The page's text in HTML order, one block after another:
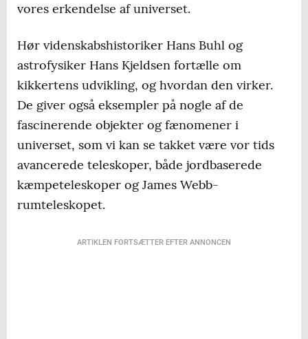
vores erkendelse af universet.
Hør videnskabshistoriker Hans Buhl og
astrofysiker Hans Kjeldsen fortælle om
kikkertens udvikling, og hvordan den virker.
De giver også eksempler på nogle af de
fascinerende objekter og fænomener i
universet, som vi kan se takket være vor tids
avancerede teleskoper, både jordbaserede
kæmpeteleskoper og James Webb-
rumteleskopet.
ARTIKLEN FORTSÆTTER EFTER ANNONCEN